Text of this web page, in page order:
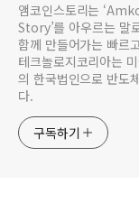
앰코인스토리는
Story’를 아우르는 말
함께 만들어가는 빠르
테크놀로지코리아는
의 한국법인으로 반도
다.
구독하기